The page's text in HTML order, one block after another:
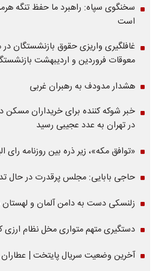
سخنگوی سپاه: راهبرد ما حفظ تنگه
است
غافلگیری واریزی حقوق بازنشستگان
معوقات فروردین و اردیبهشت
هشدار مدودف به رهبران غربی
خبر شوکه کننده برای خریداران
در تهران به عدد عجیبی رسید
«توافق مکه»، زیر ذره بین روزنامه رای
حاجی بابایی: مجلس پرقدرت در حال
زلنسکی دست به دامن آلمان و
دستگیری متهم متواری مخل نظام ارزی
آخرین وضعیت سریال پایتخت | عطاران